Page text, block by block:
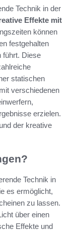
Technik in der
Effekte mit
können
festgehalten
führt. Diese
statischen
verschiedenen
erzielen.
der kreative
Technik in
es ermöglicht,
zu lassen.
über einen
Effekte und